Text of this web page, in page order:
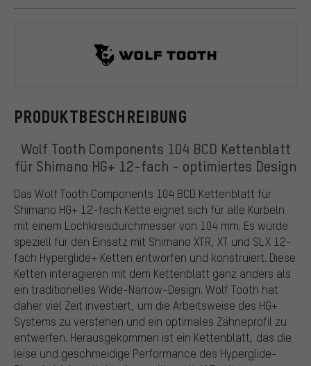
PRODUKTBESCHREIBUNG
Wolf Tooth Components 104 BCD Kettenblatt
für Shimano HG+ 12-fach - optimiertes Design
Das Wolf Tooth Components 104 BCD Kettenblatt für
Shimano HG+ 12-fach Kette eignet sich für alle Kurbeln
mit einem Lochkreisdurchmesser von 104 mm. Es wurde
speziell für den Einsatz mit Shimano XTR, XT und SLX 12-
fach Hyperglide+ Ketten entworfen und konstruiert. Diese
Ketten interagieren mit dem Kettenblatt ganz anders als
ein traditionelles Wide-Narrow-Design. Wolf Tooth hat
daher viel Zeit investiert, um die Arbeitsweise des HG+
Systems zu verstehen und ein optimales Zähneprofil zu
entwerfen. Herausgekommen ist ein Kettenblatt, das die
leise und geschmeidige Performance des Hyperglide-